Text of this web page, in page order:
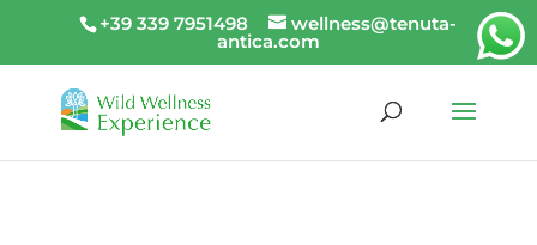
+39 339 7951498 wellness@tenuta-
antica.com